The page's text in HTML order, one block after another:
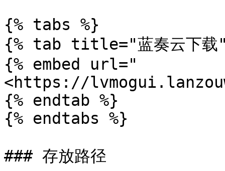
{% tabs %}
{% tab title="蓝奏云下载
{% embed url="
<https://
{% endtab %}
{% endtabs %}
### 存放路径